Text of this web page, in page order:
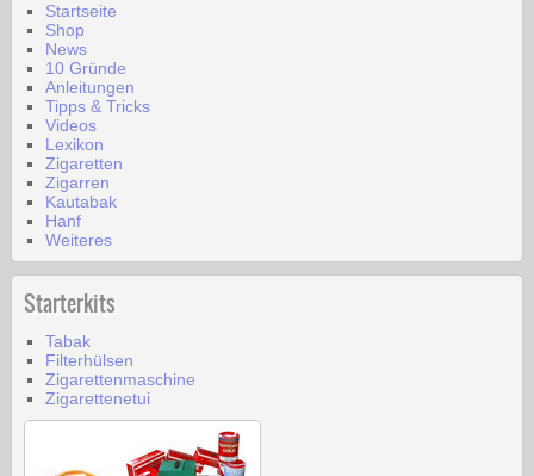
Startseite
Shop
News
10 Gründe
Anleitungen
Tipps & Tricks
Videos
Lexikon
Zigaretten
Zigarren
Kautabak
Hanf
Weiteres
Starterkits
Tabak
Filterhülsen
Zigarettenmaschine
Zigarettenetui